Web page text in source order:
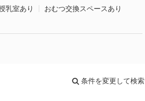
乳室あり
おむつ交換スペースあり
条件を変更して検索